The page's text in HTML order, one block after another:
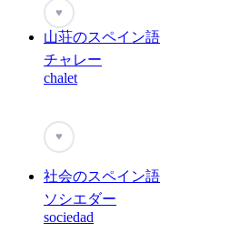
♥
山荘のスペイン語
チャレー
chalet
♥
社会のスペイン語
ソシエダー
sociedad